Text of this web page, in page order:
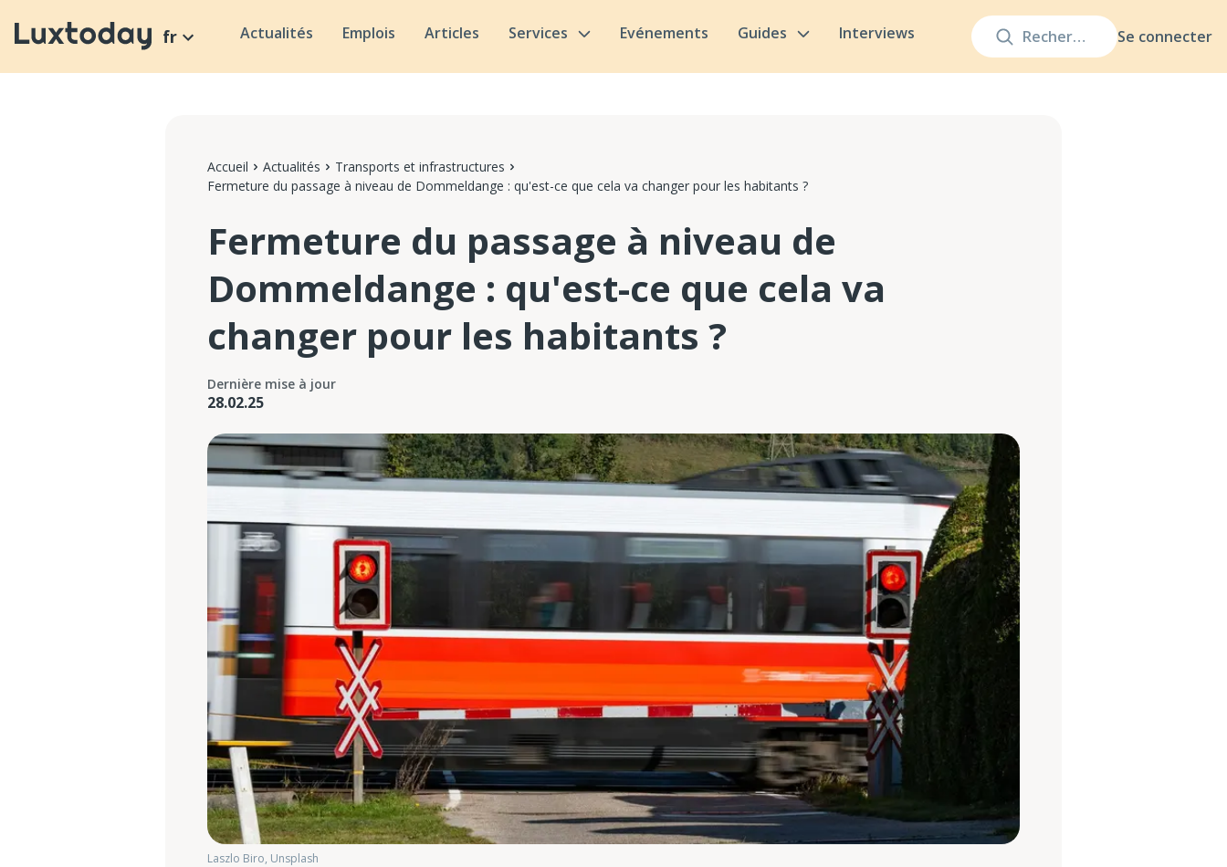
Se connecter
fr Actualités Emplois Articles Services Evénements Guides Interviews
Accueil Actualités
Transports et infrastructures
Fermeture du passage à niveau de Dommeldange : qu'est-ce que cela va changer pour les habitants ?
Fermeture du passage à niveau de
Dommeldange : qu'est-ce que cela va
changer pour les habitants ?
Dernière mise à jour
28.02.25
Laszlo Biro, Unsplash